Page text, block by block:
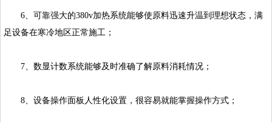
6、可靠强大的380v加热系统能够使原料迅速升温到理想状态，满
足设备在寒冷地区正常施工；
7、数显计数系统能够及时准确了解原料消耗情况；
8、设备操作面板人性化设置，很容易就能掌握操作方式；